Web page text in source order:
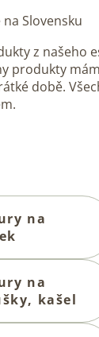
Slovensku
z našeho
produkty
době.
na
na
kašel